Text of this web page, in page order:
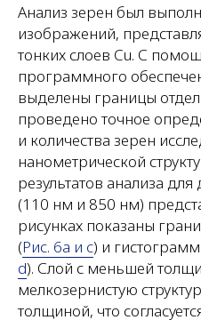
Анализ зерен был
изображений,
тонких слоев Cu. С
программного
выделены границы
проведено точное
и количества зерен
нанометрической
результатов анализа
(110 нм и 850 нм)
рисунках показаны
(Рис. 6a и c) и
d). Слой с меньшей
мелкозернистую
толщиной, что